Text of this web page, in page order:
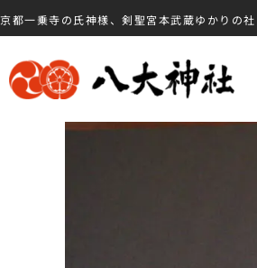
京都一乗寺の氏神様、剣聖宮本武蔵ゆかりの社